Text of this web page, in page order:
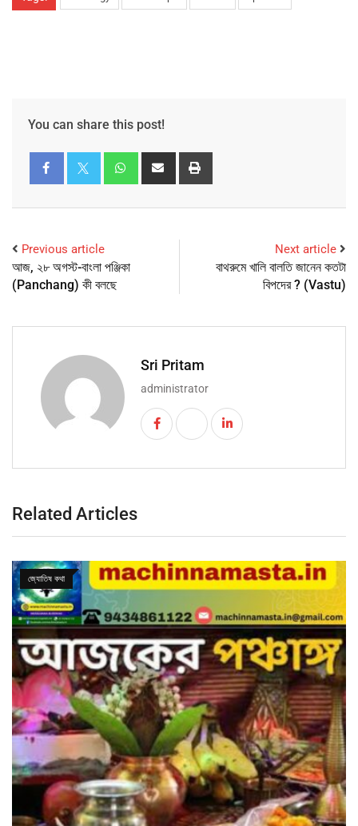
You can share this post!
Previous article
আজ, ২৮ অগস্ট-বাংলা পঞ্জিকা
(Panchang) কী বলছে
Next article
বাথরুমে খালি বালতি জানেন কতটা
বিপদের ? (Vastu)
Sri Pritam
administrator
Related Articles
জ্যোতিষ কথা